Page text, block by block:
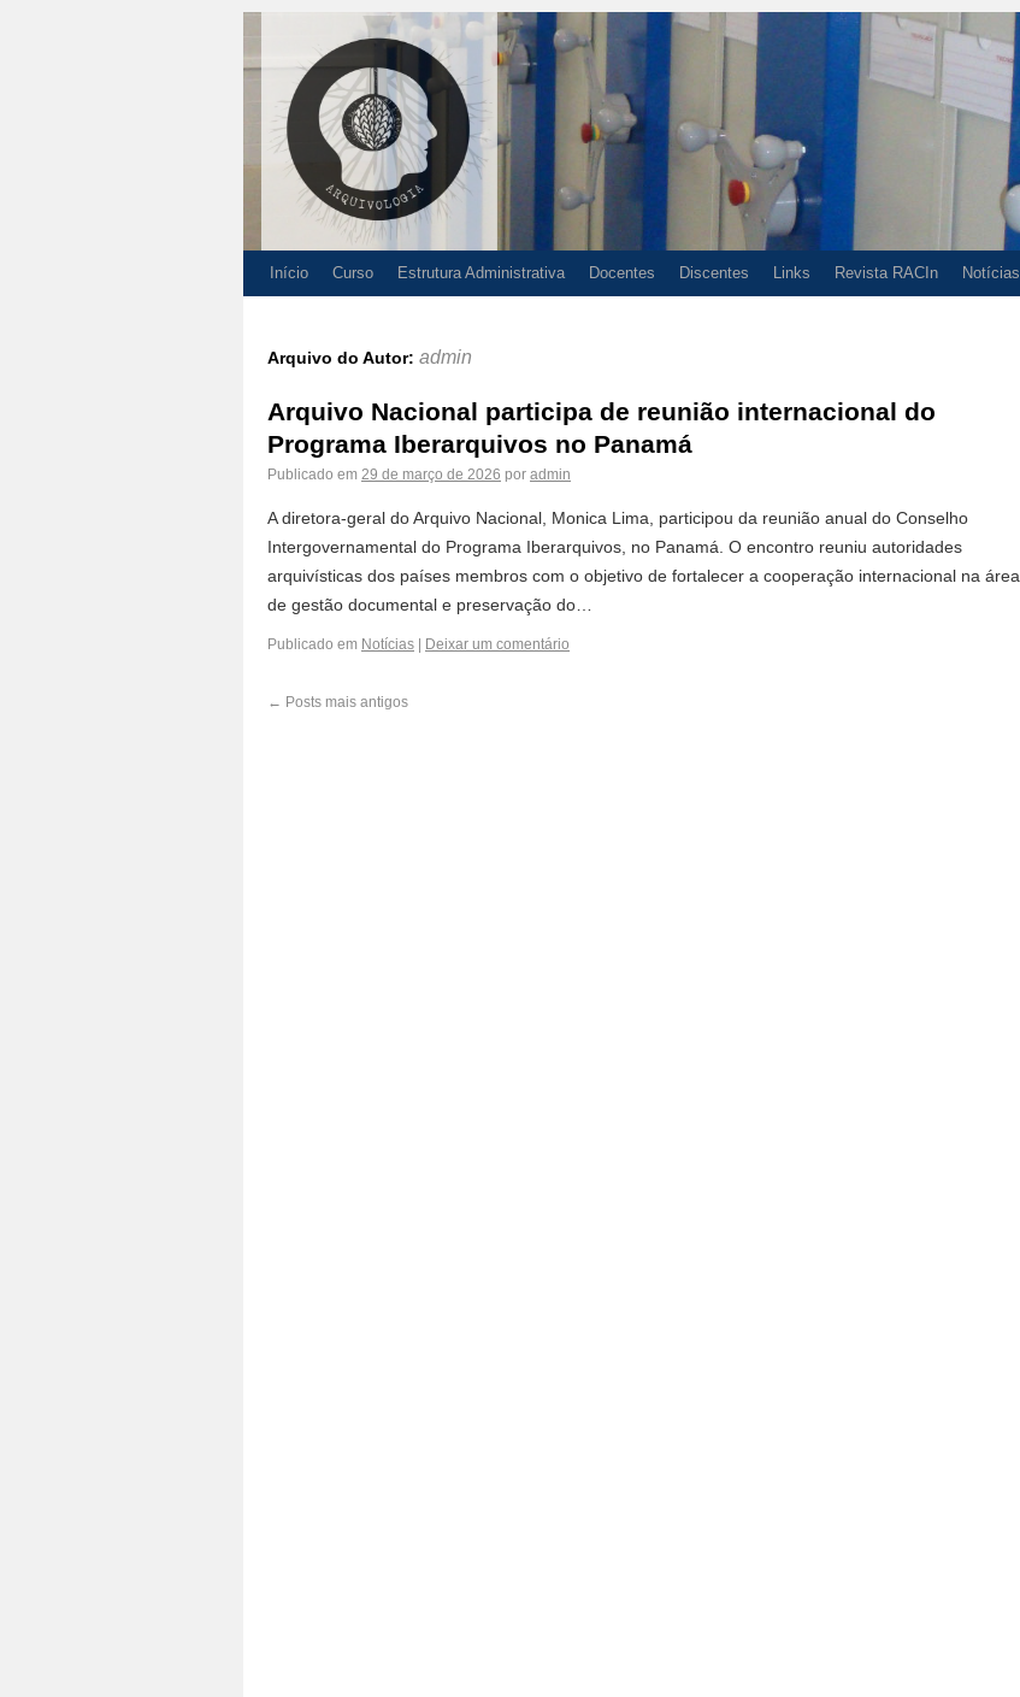
Início Curso Estrutura Administrativa Docentes Discentes Links Revista RACIn Notícias
Arquivo do Autor: admin
Arquivo Nacional participa de reunião internacional do
Programa Iberarquivos no Panamá
Publicado em 29 de março de 2026 por admin
A diretora-geral do Arquivo Nacional, Monica Lima, participou da reunião anual do Conselho
Intergovernamental do Programa Iberarquivos, no Panamá. O encontro reuniu autoridades
arquivísticas dos países membros com o objetivo de fortalecer a cooperação internacional na área
de gestão documental e preservação do…
Publicado em Notícias Deixar um comentário
← Posts mais antigos